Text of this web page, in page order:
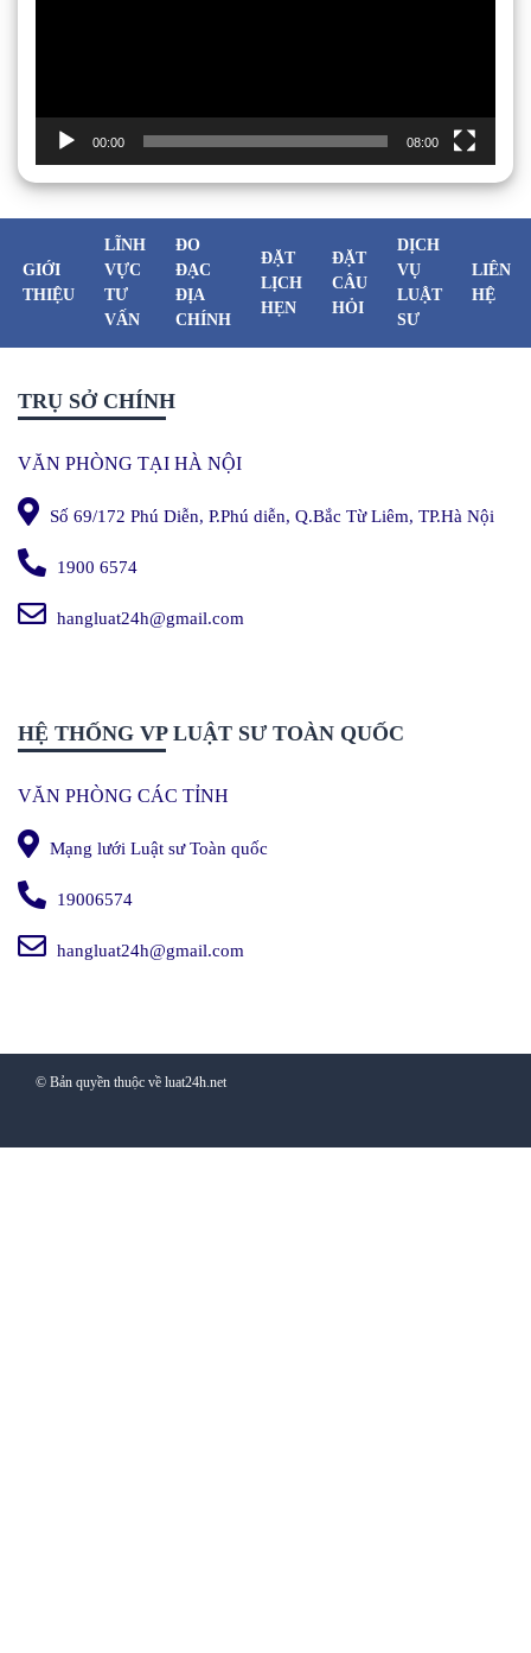
00:00 08:00
GIỚI
THIỆU
LĨNH
VỰC
TƯ
VẤN
ĐO
ĐẠC
ĐỊA
CHÍNH
ĐẶT
LỊCH
HẸN
ĐẶT
CÂU
HỎI
DỊCH
VỤ
LUẬT
SƯ
LIÊN
HỆ
TRỤ SỞ CHÍNH
VĂN PHÒNG TẠI HÀ NỘI
Số 69/172 Phú Diễn, P.Phú diễn, Q.Bắc Từ Liêm, TP.Hà Nội
1900 6574
hangluat24h@gmail.com
HỆ THỐNG VP LUẬT SƯ TOÀN QUỐC
VĂN PHÒNG CÁC TỈNH
Mạng lưới Luật sư Toàn quốc
19006574
hangluat24h@gmail.com
© Bản quyền thuộc về luat24h.net